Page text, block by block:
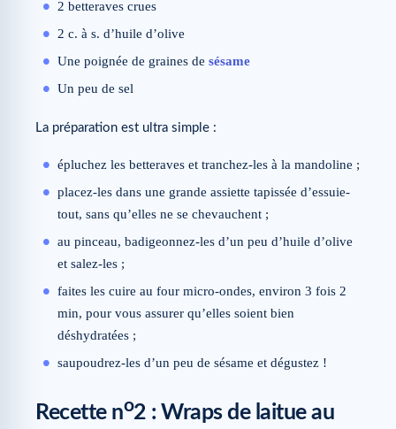
2 betteraves crues
2 c. à s. d’huile d’olive
Une poignée de graines de sésame
Un peu de sel
La préparation est ultra simple :
épluchez les betteraves et tranchez-les à la mandoline ;
placez-les dans une grande assiette tapissée d’essuie-
tout, sans qu’elles ne se chevauchent ;
au pinceau, badigeonnez-les d’un peu d’huile d’olive
et salez-les ;
faites les cuire au four micro-ondes, environ 3 fois 2
min, pour vous assurer qu’elles soient bien
déshydratées ;
saupoudrez-les d’un peu de sésame et dégustez !
Recette no2 : Wraps de laitue au